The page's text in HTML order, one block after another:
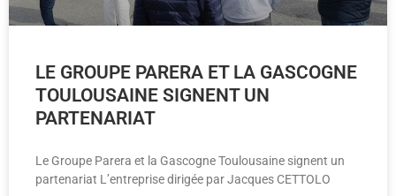
LE GROUPE PARERA ET LA GASCOGNE
TOULOUSAINE SIGNENT UN
PARTENARIAT
Le Groupe Parera et la Gascogne Toulousaine signent un
partenariat L’entreprise dirigée par Jacques CETTOLO